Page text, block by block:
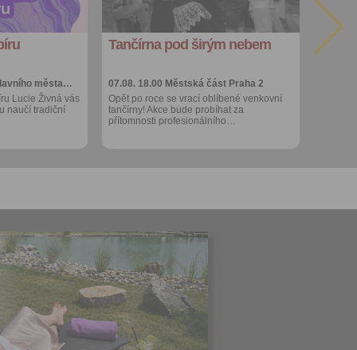
města…
Lucie Živná vás
naučí tradiční
Tančírna pod širým nebem
07.08. 18.00 Městská část Praha 2
Opět po roce se vrací oblíbené venkovní
tančírny! Akce bude probíhat za
přítomnosti profesionálního…
export do
kalendáře
Více výhod pro